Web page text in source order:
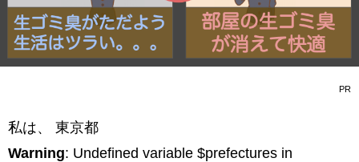
PR
私は、 東京都
Warning: Undefined variable $prefectures in